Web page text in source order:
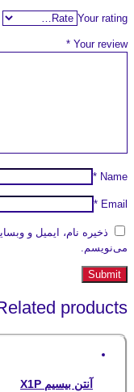
Your rating
Your review
*
Name
*
Email
*
ذخیره نام، ایمیل و
می‌نویسم.
products
آنتن بیسیم X1P